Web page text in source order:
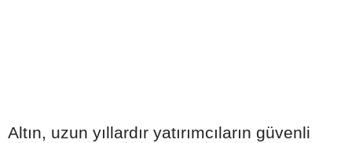
Altın, uzun yıllardır yatırımcıların güvenli